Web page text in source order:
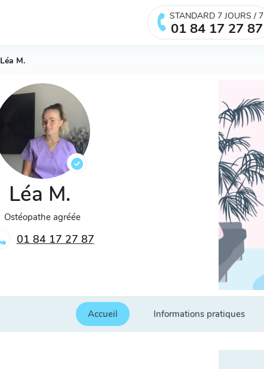
STANDARD 7 JOURS / 7
01 84 17 27 87
Léa M.
Léa M.
Ostéopathe agréée
01 84 17 27 87
Accueil Informations pratiques